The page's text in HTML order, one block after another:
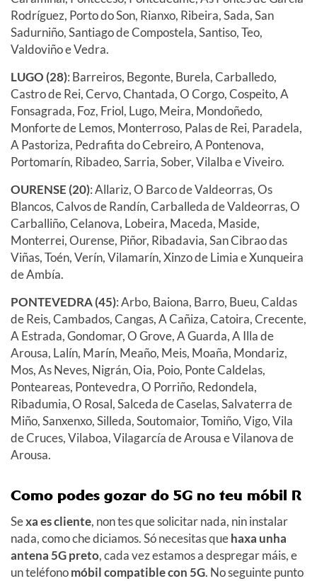
Rodríguez, Porto do Son, Rianxo, Ribeira, Sada, San
Sadurniño, Santiago de Compostela, Santiso, Teo,
Valdoviño e Vedra.
LUGO (28): Barreiros, Begonte, Burela, Carballedo,
Castro de Rei, Cervo, Chantada, O Corgo, Cospeito, A
Fonsagrada, Foz, Friol, Lugo, Meira, Mondoñedo,
Monforte de Lemos, Monterroso, Palas de Rei, Paradela,
A Pastoriza, Pedrafita do Cebreiro, A Pontenova,
Portomarín, Ribadeo, Sarria, Sober, Vilalba e Viveiro.
OURENSE (20): Allariz, O Barco de Valdeorras, Os
Blancos, Calvos de Randín, Carballeda de Valdeorras, O
Carballiño, Celanova, Lobeira, Maceda, Maside,
Monterrei, Ourense, Piñor, Ribadavia, San Cibrao das
Viñas, Toén, Verín, Vilamarín, Xinzo de Limia e Xunqueira
de Ambía.
PONTEVEDRA (45): Arbo, Baiona, Barro, Bueu, Caldas
de Reis, Cambados, Cangas, A Cañiza, Catoira, Crecente,
A Estrada, Gondomar, O Grove, A Guarda, A Illa de
Arousa, Lalín, Marín, Meaño, Meis, Moaña, Mondariz,
Mos, As Neves, Nigrán, Oia, Poio, Ponte Caldelas,
Ponteareas, Pontevedra, O Porriño, Redondela,
Ribadumia, O Rosal, Salceda de Caselas, Salvaterra de
Miño, Sanxenxo, Silleda, Soutomaior, Tomiño, Vigo, Vila
de Cruces, Vilaboa, Vilagarcía de Arousa e Vilanova de
Arousa.
Como podes gozar do 5G no teu móbil R
Sexa es cliente, non tes que solicitar nada, nin instalar
nada, como che diciamos. Só necesitas quehaxa unha
antena 5G preto, cada vez estamos a despregar máis, e
un teléfonomóbil compatible con 5G. No seguinte punto